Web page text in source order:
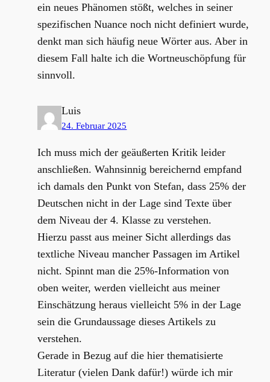
ein neues Phänomen stößt, welches in seiner
spezifischen Nuance noch nicht definiert wurde,
denkt man sich häufig neue Wörter aus. Aber in
diesem Fall halte ich die Wortneuschöpfung für
sinnvoll.
Luis
24. Februar 2025
Ich muss mich der geäußerten Kritik leider
anschließen. Wahnsinnig bereichernd empfand
ich damals den Punkt von Stefan, dass 25% der
Deutschen nicht in der Lage sind Texte über
dem Niveau der 4. Klasse zu verstehen.
Hierzu passt aus meiner Sicht allerdings das
textliche Niveau mancher Passagen im Artikel
nicht. Spinnt man die 25%-Information von
oben weiter, werden vielleicht aus meiner
Einschätzung heraus vielleicht 5% in der Lage
sein die Grundaussage dieses Artikels zu
verstehen.
Gerade in Bezug auf die hier thematisierte
Literatur (vielen Dank dafür!) würde ich mir